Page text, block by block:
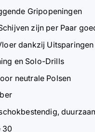
Gripopeningen
zijn per Paar
dankzij Uitsparingen
en Solo-Drills
neutrale Polsen
30